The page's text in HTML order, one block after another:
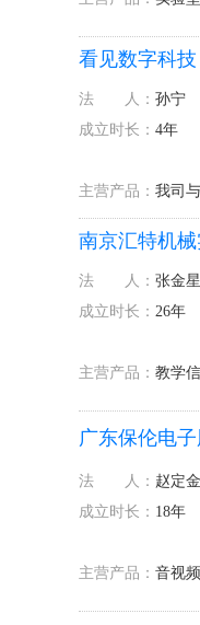
看见数字科
法 人： 孙宁
成立时长： 4年
主营产品： 我司
南京汇特机
法 人： 张金星
成立时长： 26年
主营产品： 教学
广东保伦电
法 人： 赵定金
成立时长： 18年
主营产品： 音视